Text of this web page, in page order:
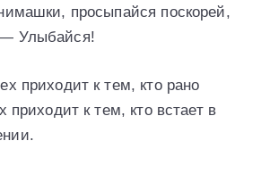
просыпайся поскорей,
Улыбайся!
приходит к тем, кто рано
приходит к тем, кто встает в